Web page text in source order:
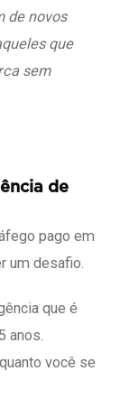
de novos
que
sem
de
pago em
um desafio.
que é
anos.
você se